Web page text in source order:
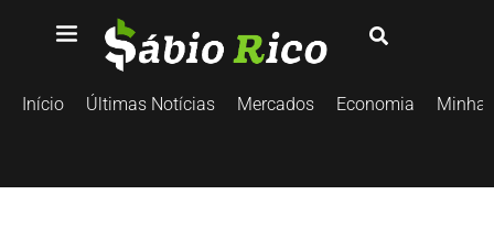
Início Últimas Notícias Mercados Economia